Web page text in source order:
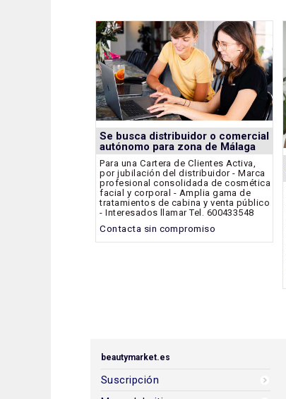
Se busca distribuidor o comercial
autónomo para zona de Málaga
Para una Cartera de Clientes Activa,
por jubilación del distribuidor - Marca
profesional consolidada de cosmética
facial y corporal - Amplia gama de
tratamientos de cabina y venta público
- Interesados llamar Tel. 600433548
Contacta sin compromiso
beautymarket.es
Suscripción